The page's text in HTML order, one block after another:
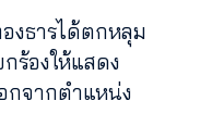
งธารได้ตกหลุม
ร้องให้แสดง
กจากตำแหน่ง